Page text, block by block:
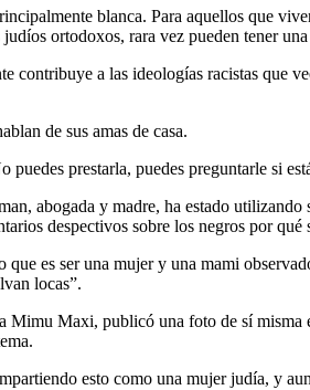
blanca. Para aquellos que
ortodoxos, rara vez pueden tener
contribuye a las ideologías racistas que
de sus amas de casa.
prestarla, puedes preguntarle si
abogada y madre, ha estado
despectivos sobre los negros por
es ser una mujer y una mami
locas”.
Maxi, publicó una foto de sí
esto como una mujer judía, y